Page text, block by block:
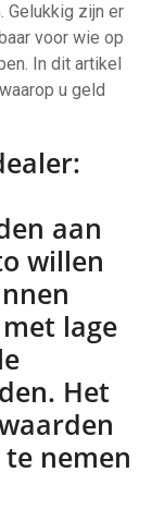
Gelukkig zijn er
voor wie op
In dit artikel
u geld
aan
willen
lage
Het
nemen